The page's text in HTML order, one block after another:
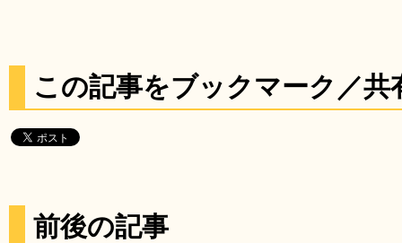
この記事をブックマーク／共
前後の記事